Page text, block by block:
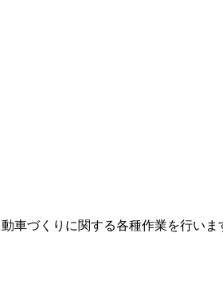
車づくりに関する各種作業を行いま